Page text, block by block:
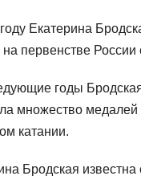
Екатерина
на первенстве
годы
множество
катании.
Бродская